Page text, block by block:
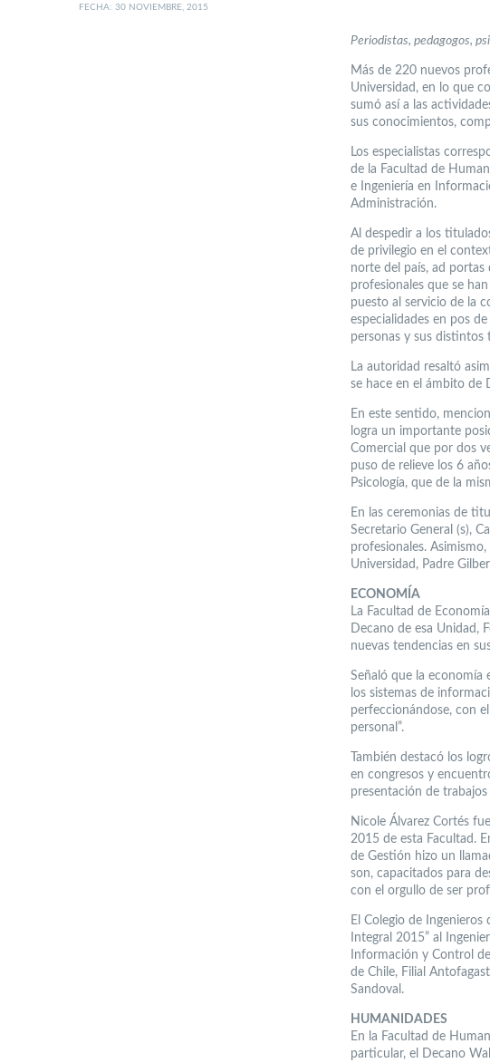
FECHA: 30 NOVIEMBRE, 2015
Periodistas, pedagogos,
Más de 220 nuevos
Universidad, en lo que
sumó así a las
sus conocimientos,
Los especialistas
de la Facultad de
e Ingeniería en
Administración.
Al despedir a los
de privilegio en el
norte del país, ad portas
profesionales que se
puesto al servicio de la
especialidades en pos
personas y sus distintos
La autoridad resaltó
se hace en el ámbito de
En este sentido,
logra un importante
Comercial que por dos
puso de relieve los 6
Psicología, que de la
En las ceremonias de
Secretario General (s),
profesionales.
Universidad, Padre
ECONOMÍA
La Facultad de
Decano de esa Unidad,
nuevas tendencias en
Señaló que la economía
los sistemas de
perfeccionándose, con
personal”.
También destacó los
en congresos y
presentación de
Nicole Álvarez Cortés
2015 de esta Facultad.
de Gestión hizo un
son, capacitados para
con el orgullo de ser
El Colegio de
Integral 2015” al
Información y Control
de Chile, Filial
Sandoval.
HUMANIDADES
En la Facultad de
particular, el Decano